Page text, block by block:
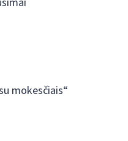
mokesčiais“